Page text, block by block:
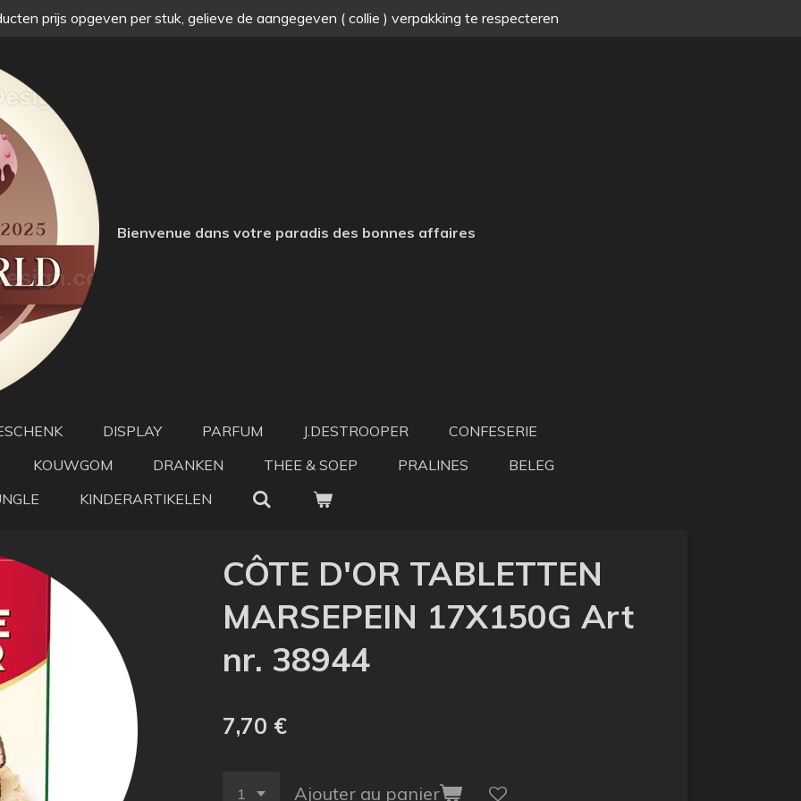
prijs opgeven per stuk, gelieve de aangegeven ( collie ) verpakking te respecteren
Bienvenue dans votre paradis des bonnes affaires
DISPLAY PARFUM J.DESTROOPER
CONFESERIE
KOUWGOM DRANKEN THEE & SOEP PRALINES
BELEG
KINDERARTIKELEN
CÔTE D'OR TABLETTEN
MARSEPEIN 17X150G Art
nr. 38944
7,70 €
Ajouter au panier